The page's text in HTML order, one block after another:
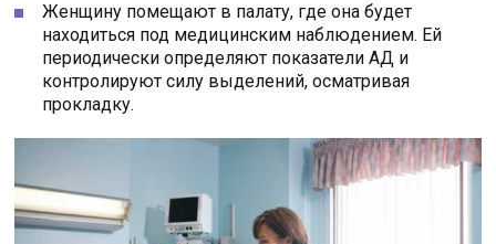
Женщину помещают в палату, где она будет
находиться под медицинским наблюдением. Ей
периодически определяют показатели АД и
контролируют силу выделений, осматривая
прокладку.